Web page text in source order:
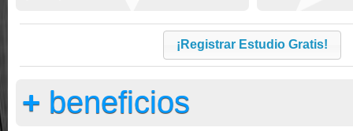
¡Registrar Estudio Gratis!
+ beneficios